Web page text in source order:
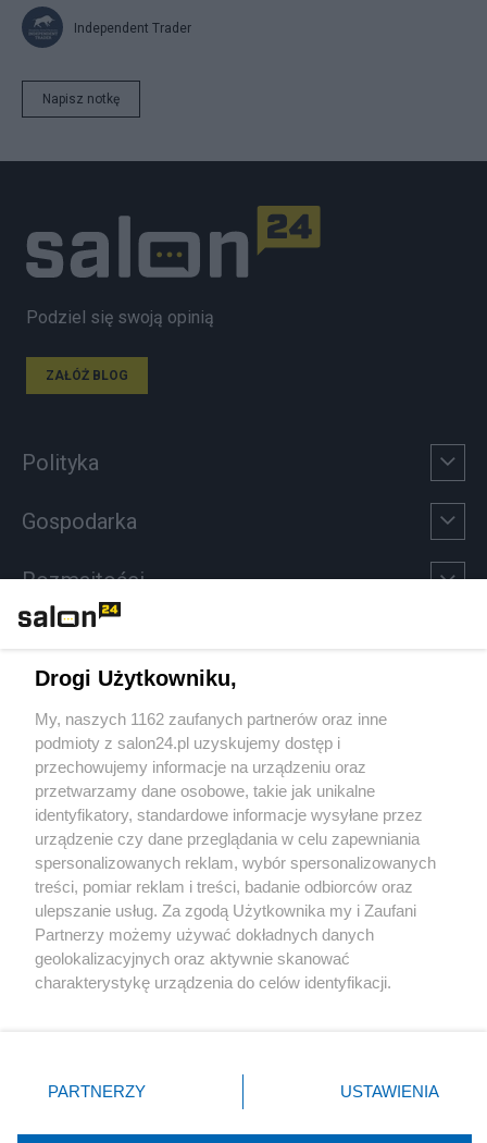
Independent Trader
Napisz notkę
Podziel się swoją opinią
ZAŁÓŻ BLOG
Polityka
Gospodarka
Rozmaitości
Sport
Społeczeństwo
Kultura
X Facebook Instagram Youtube
Drogi Użytkowniku,
My, naszych 1162 zaufanych partnerów oraz inne
podmioty z salon24.pl uzyskujemy dostęp i
przechowujemy informacje na urządzeniu oraz
przetwarzamy dane osobowe, takie jak unikalne
identyfikatory, standardowe informacje wysyłane przez
urządzenie czy dane przeglądania w celu zapewniania
spersonalizowanych reklam, wybór spersonalizowanych
treści, pomiar reklam i treści, badanie odbiorców oraz
ulepszanie usług. Za zgodą Użytkownika my i Zaufani
Partnerzy możemy używać dokładnych danych
geolokalizacyjnych oraz aktywnie skanować
charakterystykę urządzenia do celów identyfikacji.
zmienić/wycofać klikając przycisk ustawień prywatności
znajdujący się w lewym dolnym rogu strony
rodzaje przetwarzania danych nie wymagają zgody
PARTNERZY USTAWIENIA